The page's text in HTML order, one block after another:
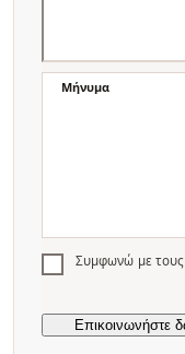
Μήνυμα
Συμφωνώ με τους